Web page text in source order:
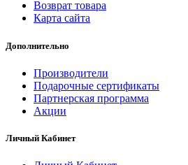
Возврат товара
Карта сайта
Дополнительно
Производители
Подарочные сертификаты
Партнерская программа
Акции
Личный Кабинет